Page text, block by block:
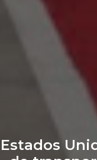
Estados